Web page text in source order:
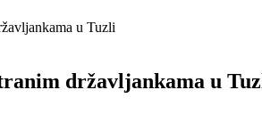
u Tuzli
državljankama u